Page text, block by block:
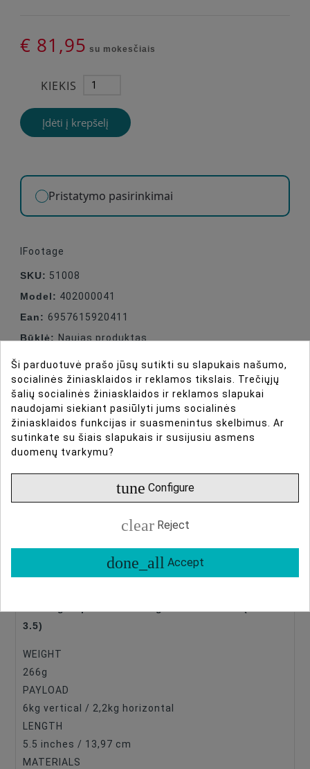
€ 81,95 su mokesčiais
KIEKIS
Įdėti į krepšelį
Pristatymo pasirinkimai
IFootage
SKU: 51008
Model: 402000041
Ean: 6957615920411
Būklė:Naujas produktas
DIRBTINIO INTELEKTO ASISTENTAS
DAUGIAU INFORMACIJOS
DUOMENŲ LAPAS
ATSILIEPIMAI
Type Of Product Accessories For RIGs
Tripod Accessory
3.5)
WEIGHT
266g
PAYLOAD
6kg vertical / 2,2kg horizontal
LENGTH
5.5 inches / 13,97 cm
MATERIALS
Ši parduotuvė prašo jūsų sutikti su slapukais našumo,
socialinės žiniasklaidos ir reklamos tikslais. Trečiųjų
šalių socialinės žiniasklaidos ir reklamos slapukai
naudojami siekiant pasiūlyti jums socialinės
žiniasklaidos funkcijas ir suasmenintus skelbimus. Ar
sutinkate su šiais slapukais ir susijusiu asmens
duomenų tvarkymu?
tune Configure
clear Reject
done_all Accept